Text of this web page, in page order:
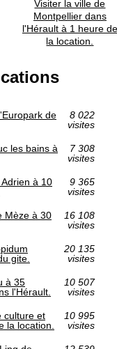
Visiter la ville de
Montpellier dans
l'Hérault à 1 heure de
la location.
de
8 022
visites
les bains à
7 308
visites
à 10
9 365
visites
Mèze à 30
16 108
visites
gite.
20 135
visites
à 35
l'Hérault.
10 507
visites
culture et
la location.
10 995
visites